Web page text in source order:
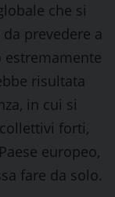
che si
prevedere a
risultata
in cui si
forti,
europeo,
fare da solo.